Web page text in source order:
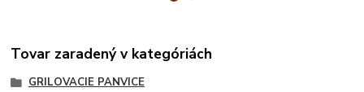
Tovar zaradený v kategóriách
GRILOVACIE PANVICE